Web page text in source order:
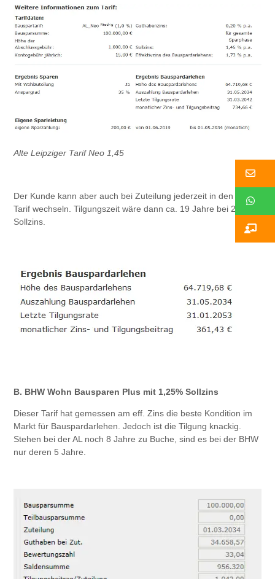
Alte Leipziger Tarif Neo 1,45
Der Kunde kann aber auch bei Zuteilung jederzeit in den 2,45%
Tarif wechseln. Tilgungszeit wäre dann ca. 19 Jahre bei 2,45%
Sollzins.
B. BHW Wohn Bausparen Plus mit 1,25% Sollzins
Dieser Tarif hat gemessen am eff. Zins die beste Kondition im
Markt für Bauspardarlehen. Jedoch ist die Tilgung knackig.
Stehen bei der AL noch 8 Jahre zu Buche, sind es bei der BHW
nur deren 5 Jahre.